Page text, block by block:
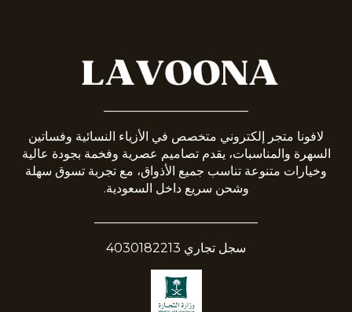
لافونا متجر إلكتروني متخصص في الأزياء النسائية وفساتين
السهرة والمناسبات، يقدم تصاميم عصرية وفخمة بجودة عالية
وخيارات متنوعة تناسب جميع الأذواق، مع تجربة تسوق سهلة
وشحن سريع داخل السعودية.
سجل تجاري 4030182213